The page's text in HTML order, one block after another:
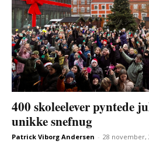
400 skoleelever pyntede
unikke snefnug
Patrick Viborg Andersen - 28 november,